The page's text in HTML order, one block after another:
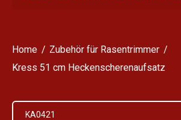
Home
Zubehör für Rasentrimmer
Kress 51 cm Heckenscherenaufsatz
KA0421